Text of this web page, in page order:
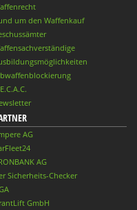
um den Waffenkauf
AG
AG
Sicherheits-Checker
GmbH